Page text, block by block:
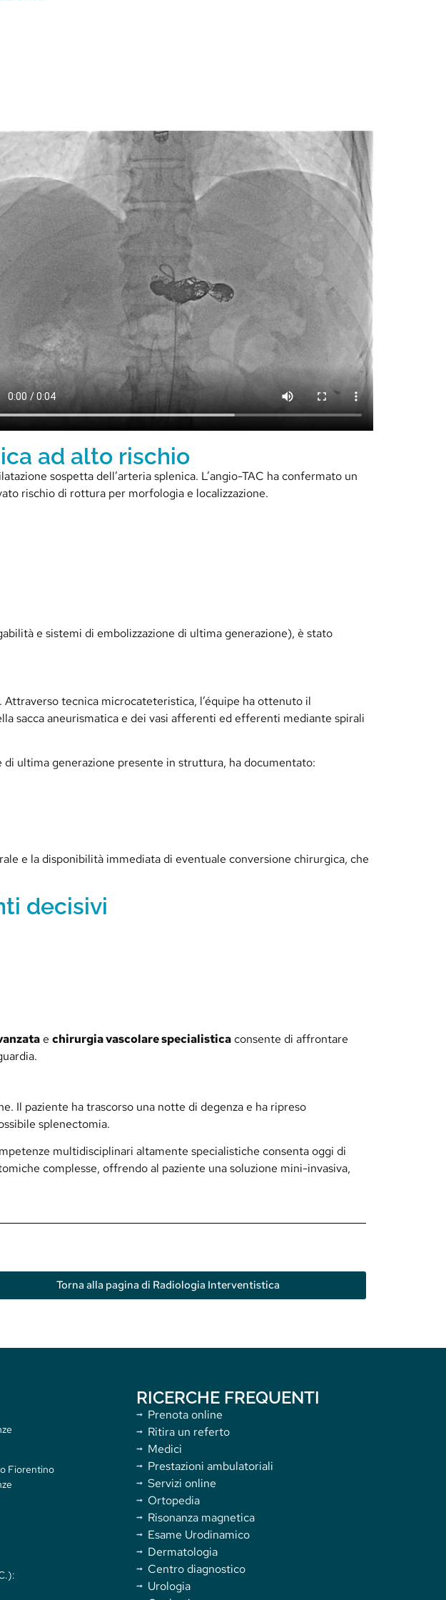
ad alto rischio
sospetta dell’arteria splenica. L’angio-TAC ha confermato un
rischio di rottura per morfologia e localizzazione.
e sistemi di embolizzazione di ultima generazione), è stato
tecnica microcateteristica, l’équipe ha ottenuto il
sacca aneurismatica e dei vasi afferenti ed efferenti mediante spirali
ultima generazione presente in struttura, ha documentato:
e la disponibilità immediata di eventuale conversione chirurgica, che
decisivi
e chirurgia vascolare specialisticaconsente di affrontare
Il paziente ha trascorso una notte di degenza e ha ripreso
splenectomia.
multidisciplinari altamente specialistiche consenta oggi di
complesse, offrendo al paziente una soluzione mini-invasiva,
Torna alla pagina di Radiologia Interventistica
Fiorentino
RICERCHE FREQUENTI
Prenota online
Ritira un referto
Medici
Prestazioni ambulatoriali
Servizi online
Ortopedia
Risonanza magnetica
Esame Urodinamico
Dermatologia
Centro diagnostico
Urologia